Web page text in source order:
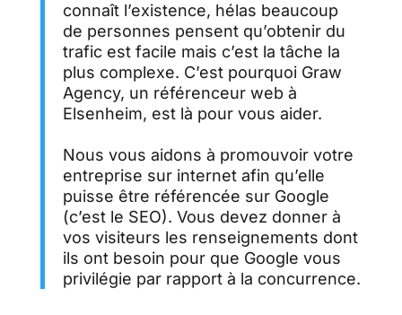
connaît l’existence, hélas beaucoup
de personnes pensent qu’obtenir du
trafic est facile mais c’est la tâche la
plus complexe. C’est pourquoi Graw
Agency, un référenceur web à
Elsenheim, est là pour vous aider.
Nous vous aidons à promouvoir votre
entreprise sur internet afin qu’elle
puisse être référencée sur Google
(c’est le SEO). Vous devez donner à
vos visiteurs les renseignements dont
ils ont besoin pour que Google vous
privilégie par rapport à la concurrence.